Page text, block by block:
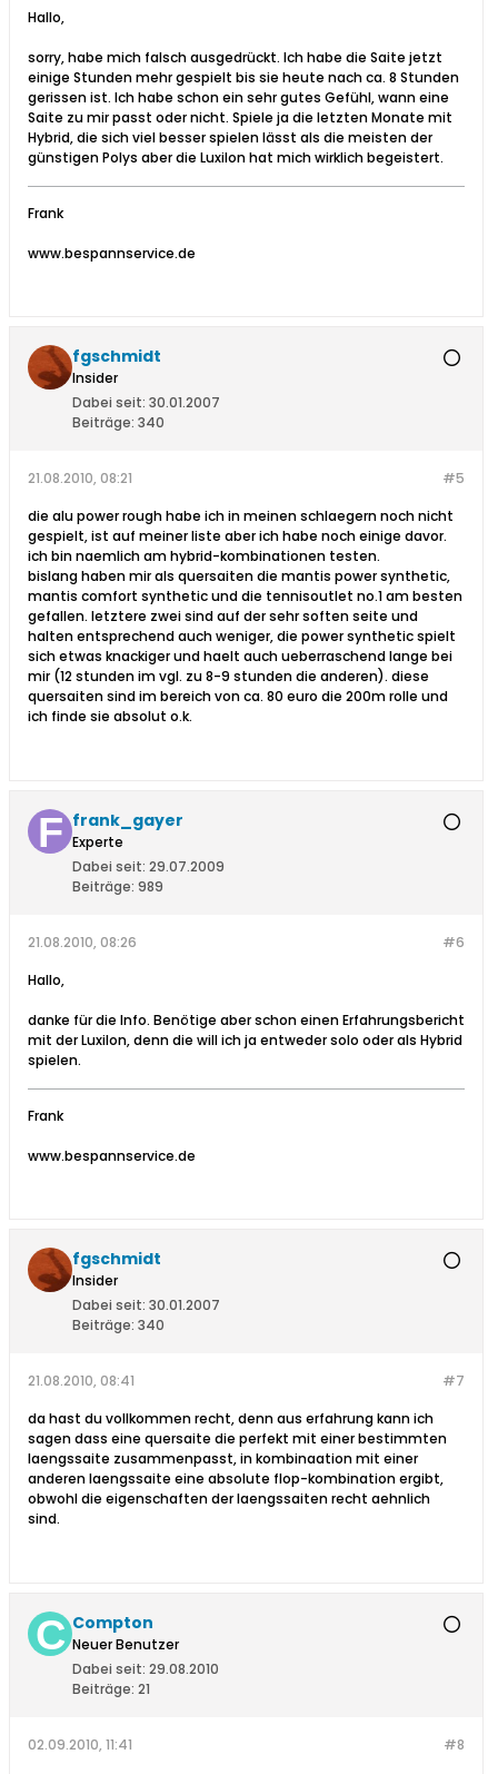
Hallo,
sorry, habe mich falsch ausgedrückt. Ich habe die Saite jetzt
einige Stunden mehr gespielt bis sie heute nach ca. 8 Stunden
gerissen ist. Ich habe schon ein sehr gutes Gefühl, wann eine
Saite zu mir passt oder nicht. Spiele ja die letzten Monate mit
Hybrid, die sich viel besser spielen lässt als die meisten der
günstigen Polys aber die Luxilon hat mich wirklich begeistert.
Frank
www.bespannservice.de
fgschmidt
Insider
Dabei seit: 30.01.2007
Beiträge: 340
#5
21.08.2010, 08:21
die alu power rough habe ich in meinen schlaegern noch nicht
gespielt, ist auf meiner liste aber ich habe noch einige davor.
ich bin naemlich am hybrid-kombinationen testen.
bislang haben mir als quersaiten die mantis power synthetic,
mantis comfort synthetic und die tennisoutlet no.1 am besten
gefallen. letztere zwei sind auf der sehr soften seite und
halten entsprechend auch weniger, die power synthetic spielt
sich etwas knackiger und haelt auch ueberraschend lange bei
mir (12 stunden im vgl. zu 8-9 stunden die anderen). diese
quersaiten sind im bereich von ca. 80 euro die 200m rolle und
ich finde sie absolut o.k.
frank_gayer
Experte
Dabei seit: 29.07.2009
Beiträge: 989
#6
21.08.2010, 08:26
Hallo,
danke für die Info. Benötige aber schon einen Erfahrungsbericht
mit der Luxilon, denn die will ich ja entweder solo oder als Hybrid
spielen.
Frank
www.bespannservice.de
fgschmidt
Insider
Dabei seit: 30.01.2007
Beiträge: 340
#7
21.08.2010, 08:41
da hast du vollkommen recht, denn aus erfahrung kann ich
sagen dass eine quersaite die perfekt mit einer bestimmten
laengssaite zusammenpasst, in kombinaation mit einer
anderen laengssaite eine absolute flop-kombination ergibt,
obwohl die eigenschaften der laengssaiten recht aehnlich
sind.
Compton
Neuer Benutzer
Dabei seit: 29.08.2010
Beiträge: 21
#8
02.09.2010, 11:41